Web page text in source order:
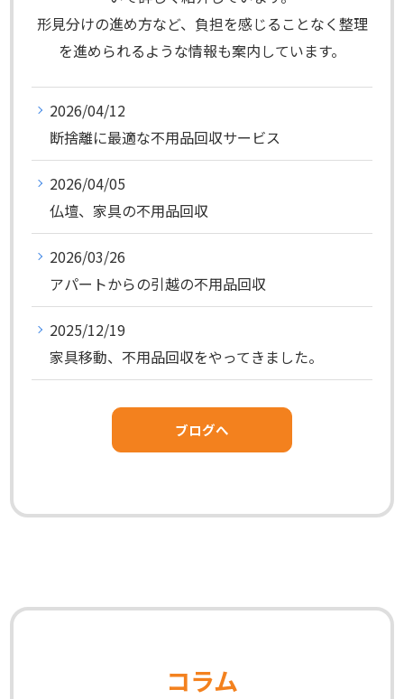
形見分けの進め方など、負担を感じることなく整理
を進められるような情報も案内しています。
2026/04/12
断捨離に最適な不用品回収サービス
2026/04/05
仏壇、家具の不用品回収
2026/03/26
アパートからの引越の不用品回収
2025/12/19
家具移動、不用品回収をやってきました。
ブログへ
コラム